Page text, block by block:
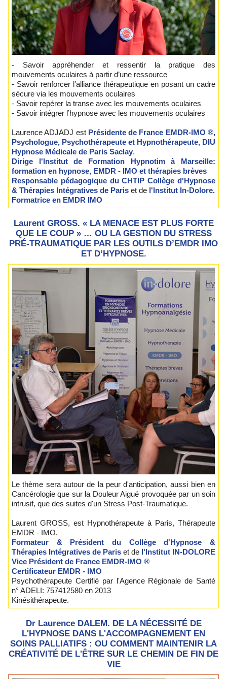
- Savoir appréhender et ressentir la pratique des
mouvements oculaires à partir d’une ressource
- Savoir renforcer l’alliance thérapeutique en posant un cadre
sécure via les mouvements oculaires
- Savoir repérer la transe avec les mouvements oculaires
- Savoir intégrer l’hypnose avec les mouvements oculaires
Laurence ADJADJ est Présidente de France EMDR-IMO ®,
Psychologue, Psychothérapeute et Hypnothérapeute, DIU
Hypnose Médicale de Paris Saclay.
Dirige l'Institut de Formation Hypnotim à Marseille:
formation en hypnose, EMDR - IMO et thérapies brèves
Responsable pédagogique du CHTIP Collège d'Hypnose
& Thérapies Intégratives de Paris et de l'Institut In-Dolore.
Formatrice en EMDR IMO
Laurent GROSS. « LA MENACE EST PLUS FORTE
QUE LE COUP » … OU LA GESTION DU STRESS
PRÉ-TRAUMATIQUE PAR LES OUTILS D’EMDR IMO
ET D’HYPNOSE.
Le thème sera autour de la peur d'anticipation, aussi bien en
Cancérologie que sur la Douleur Aiguë provoquée par un soin
intrusif, que des suites d'un Stress Post-Traumatique.
Laurent GROSS, est Hypnothérapeute à Paris, Thérapeute
EMDR - IMO.
Formateur & Président du Collège d'Hypnose &
Thérapies Intégratives de Paris et de l'Institut IN-DOLORE
Vice Président de France EMDR-IMO ®
Certificateur EMDR - IMO
Psychothérapeute Certifié par l'Agence Régionale de Santé
n° ADELI: 757412580 en 2013
Kinésithérapeute.
Dr Laurence DALEM. DE LA NÉCESSITÉ DE
L'HYPNOSE DANS L'ACCOMPAGNEMENT EN
SOINS PALLIATIFS : OU COMMENT MAINTENIR LA
CRÉATIVITÉ DE L'ÊTRE SUR LE CHEMIN DE FIN DE
VIE